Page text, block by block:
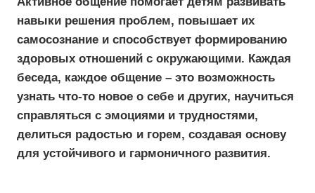
навыки решения проблем, повышает их
самосознание и способствует формированию
здоровых отношений с окружающими. Каждая
беседа, каждое общение – это возможность
узнать что-то новое о себе и других, научиться
справляться с эмоциями и трудностями,
делиться радостью и горем, создавая основу
для устойчивого и гармоничного развития.